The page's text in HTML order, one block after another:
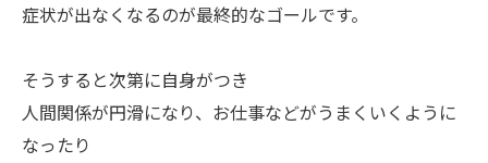
症状が出なくなるのが最終的なゴールです。
そうすると次第に自身がつき
人間関係が円滑になり、お仕事などがうまくいくように
なったり